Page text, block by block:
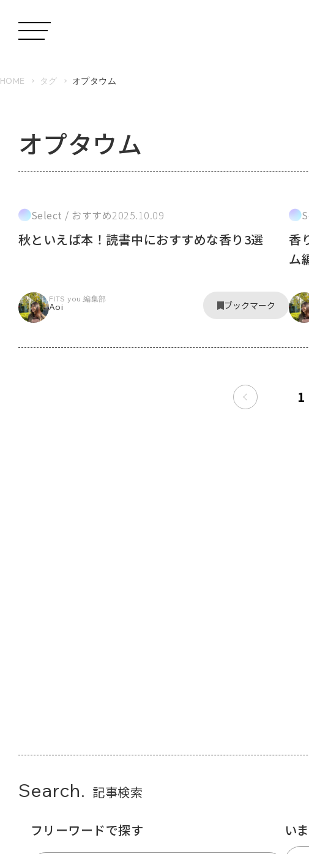
HOME タグ オプタウム
オプタウム
Select / おすすめ2025.10.09
秋といえば本！読書中におすすめな香り3選
FITS you.編集部
Aoi ブックマーク
香
ム
1
Search. 記事検索
フリーワードで探す い